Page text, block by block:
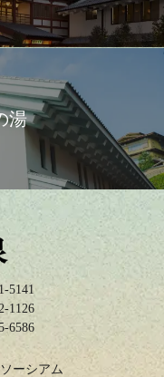
湯
5141
1126
6586
ーシアム